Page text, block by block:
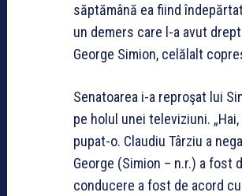
săptămână ea fiind
un demers care l-a avut
George Simion, celălalt
Senatoarea i-a reproşat lui
pe holul unei televiziuni.
pupat-o. Claudiu Târziu a
George (Simion – n.r.) a fost
conducere a fost de acord